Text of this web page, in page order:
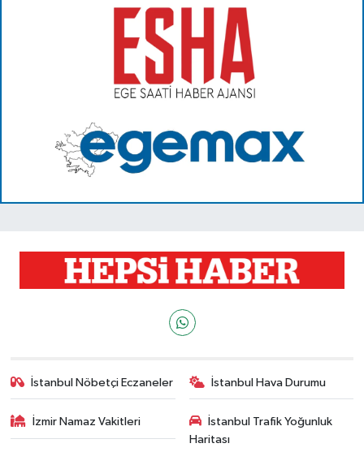
İstanbul Nöbetçi Eczaneler İstanbul Hava Durumu
İzmir Namaz Vakitleri
İstanbul Trafik Yoğunluk
Haritası